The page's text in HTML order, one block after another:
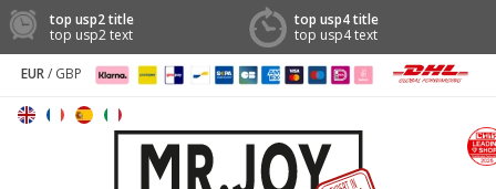
top usp2 title
top usp2 text
top usp4 title
top usp4 text
EUR/ GBP